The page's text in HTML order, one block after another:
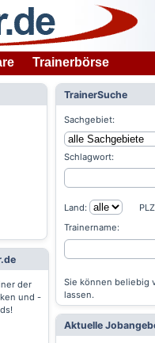
Trainerbörse
der
und -
TrainerSuche
Sachgebiet:
Schlagwort:
Land:
Trainername:
Sie können beliebig
lassen.
Aktuelle